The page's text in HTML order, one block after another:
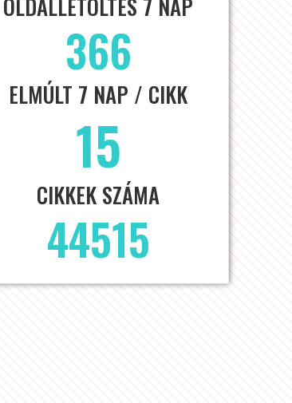
366
ELMÚLT 7 NAP / CIKK
15
CIKKEK SZÁMA
44515